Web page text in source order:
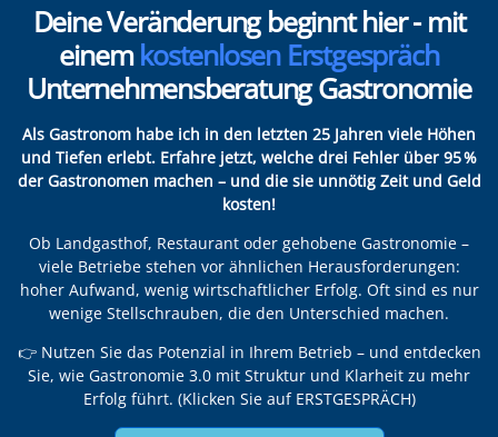
Deine Veränderung beginnt hier - mit
einemkostenlosen Erstgespräch
Unternehmensberatung Gastronomie
Als Gastronom habe ich in den letzten 25 Jahren viele Höhen
und Tiefen erlebt. Erfahre jetzt, welche drei Fehler über 95 %
der Gastronomen machen – und die sie unnötig Zeit und Geld
kosten!
Ob Landgasthof, Restaurant oder gehobene Gastronomie –
viele Betriebe stehen vor ähnlichen Herausforderungen:
hoher Aufwand, wenig wirtschaftlicher Erfolg. Oft sind es nur
wenige Stellschrauben, die den Unterschied machen.
👉 Nutzen Sie das Potenzial in Ihrem Betrieb – und entdecken
Sie, wie Gastronomie 3.0 mit Struktur und Klarheit zu mehr
Erfolg führt. (Klicken Sie auf ERSTGESPRÄCH)